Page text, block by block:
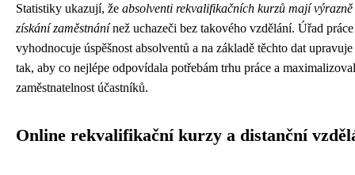
Statistiky ukazují, že absolventi rekvalifikačních kurzů mají výrazně
získání zaměstnánínež uchazeči bez takového vzdělání. Úřad
vyhodnocuje úspěšnost absolventů a na základě těchto dat
tak, aby co nejlépe odpovídala potřebám trhu práce a
zaměstnatelnost účastníků.
Online rekvalifikační kurzy a distanční